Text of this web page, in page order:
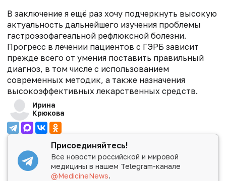
В заключение я ещё раз хочу подчеркнуть высокую
актуальность дальнейшего изучения проблемы
гастроэзофагеальной рефлюксной болезни.
Прогресс в лечении пациентов с ГЭРБ зависит
прежде всего от умения поставить правильный
диагноз, в том числе с использованием
современных методик, а также назначения
высокоэффективных лекарственных средств.
Ирина
Крюкова
Присоединяйтесь!
Все новости российской и мировой
медицины в нашем Telegram-канале
@MedicineNews.